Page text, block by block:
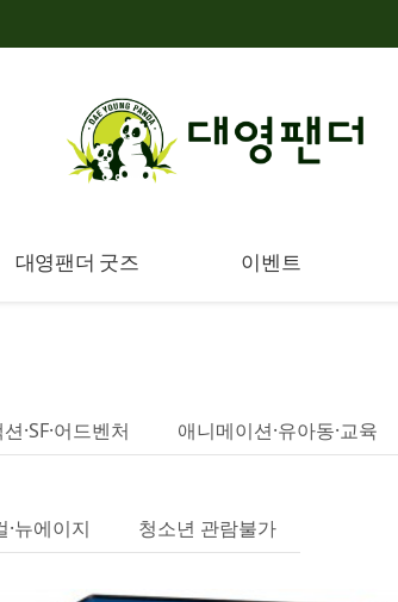
대영팬더 굿즈 이벤트
·SF·어드벤처 애니메이션·유아동·교육
·뉴에이지 청소년 관람불가